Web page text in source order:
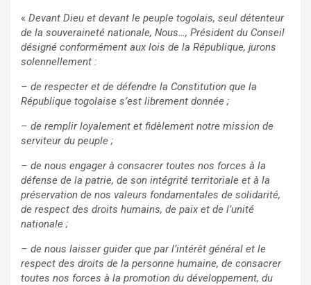
« Devant Dieu et devant le peuple togolais, seul détenteur
de la souveraineté nationale, Nous…, Président du Conseil
désigné conformément aux lois de la République, jurons
solennellement :
– de respecter et de défendre la Constitution que la
République togolaise s’est librement donnée ;
– de remplir loyalement et fidèlement notre mission de
serviteur du peuple ;
– de nous engager à consacrer toutes nos forces à la
défense de la patrie, de son intégrité territoriale et à la
préservation de nos valeurs fondamentales de solidarité,
de respect des droits humains, de paix et de l’unité
nationale ;
– de nous laisser guider que par l’intérêt général et le
respect des droits de la personne humaine, de consacrer
toutes nos forces à la promotion du développement, du